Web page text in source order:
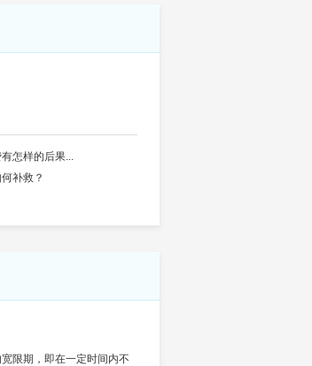
怎样的后果...
补救？
限期，即在一定时间内不